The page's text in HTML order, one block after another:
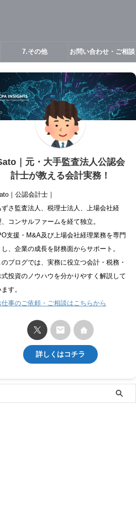
7.その他 お問い合わせ・ご相談
｜元・大手監査法人公認会
計士が教える会計実務！
｜公認会計士｜
ずさ監査法人、税理士法人、上場会社経
、コンサルファームを経て独立。
支援・M&A及び上場会社経理業務を専門
し、企業の成長を財務面からサポート。
のブログでは、実務に役立つ会計・税務・
式投資のノウハウを分かりやすく解説して
す。
仕事のご依頼・ご相談はこちらから
詳しくはコチラ